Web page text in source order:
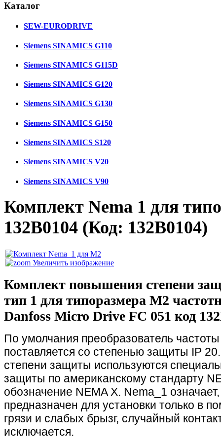
Каталог
SEW-EURODRIVE
Siemens SINAMICS G110
Siemens SINAMICS G115D
Siemens SINAMICS G120
Siemens SINAMICS G130
Siemens SINAMICS G150
Siemens SINAMICS S120
Siemens SINAMICS V20
Siemens SINAMICS V90
Комплект Nema 1 для
132B0104 (Код: 132B0104)
Увеличить изображение
Комплект повышения степени
тип 1 для типоразмера М2
Danfoss Micro Drive FC 051 код
По умолчания преобразователь
поставляется со степенью защиты IP
степени защиты используются
защиты по американскому стандарту
обозначение NEMA X. Nema_1
предназначен для установки только в
грязи и слабых брызг, случайный
исключается.